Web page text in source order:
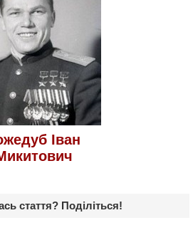
Іван
стаття? Поділіться!